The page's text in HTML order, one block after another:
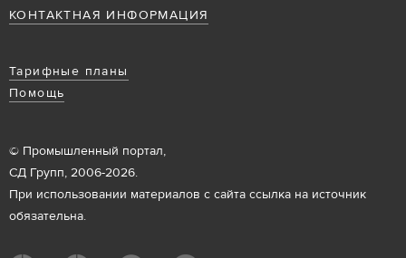
КОНТАКТНАЯ ИНФОРМАЦИЯ
Тарифные планы
Помощь
© Промышленный портал,
СД Групп, 2006-2026.
При использовании материалов с сайта ссылка на источник
обязательна.